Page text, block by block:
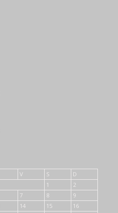
V S
D
1
2
7 8
9
14 15
16